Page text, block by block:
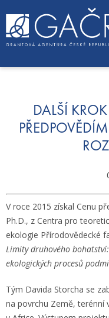
o
DALŠÍ
V roce 2015 získal Cenu
Ph.D., z Centra pro
ekologie Přírodovědecké
Limity druhového
ekologických procesů
Tým Davida Storcha se
na povrchu Země, terénní